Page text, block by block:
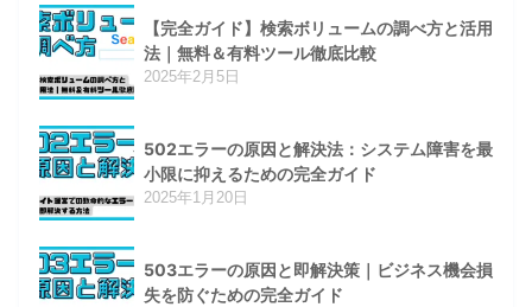
【完全ガイド】検索ボリュームの調べ方と活用
法｜無料＆有料ツール徹底比較
2025年2月5日
502エラーの原因と解決法：システム障害を最
小限に抑えるための完全ガイド
2025年1月20日
503エラーの原因と即解決策｜ビジネス機会損
失を防ぐための完全ガイド